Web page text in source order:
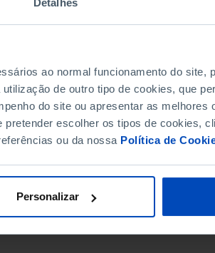
Detalhes
ao normal funcionamento do site,
de outro tipo de cookies, que
do site ou apresentar as melhores
escolher os tipos de cookies,
ou da nossa Política de
Personalizar